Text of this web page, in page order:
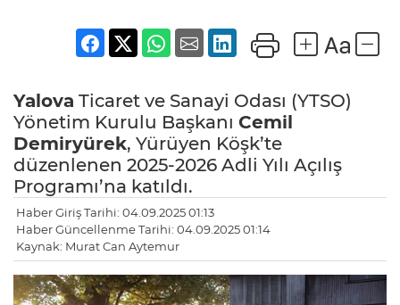
Yalova Ticaret ve Sanayi Odası (YTSO)
Yönetim Kurulu Başkanı Cemil
Demiryürek, Yürüyen Köşk’te
düzenlenen 2025-2026 Adli Yılı Açılış
Programı’na katıldı.
Haber Giriş Tarihi: 04.09.2025 01:13
Haber Güncellenme Tarihi: 04.09.2025 01:14
Kaynak: Murat Can Aytemur